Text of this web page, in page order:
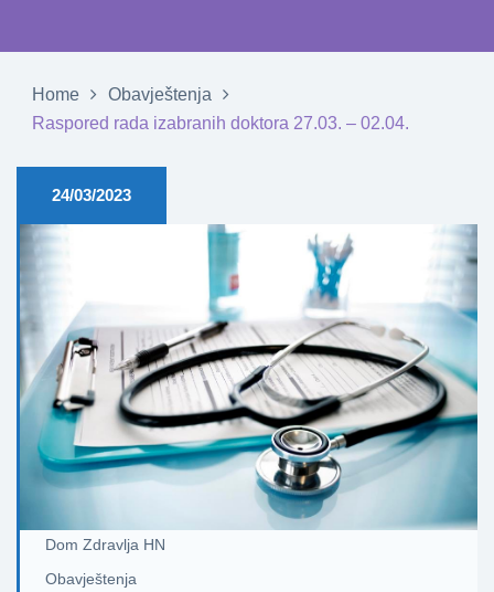
Home
Obavještenja
Raspored rada izabranih doktora 27.03. – 02.04.
24/03/2023
Dom Zdravlja HN
Obavještenja